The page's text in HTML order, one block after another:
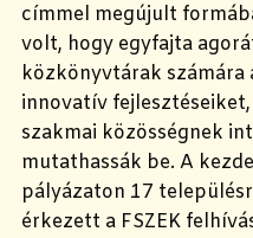
címmel megújult
volt, hogy egyfajta
közkönyvtárak
innovatív
szakmai közösségnek
mutathassák be. A
pályázaton 17
érkezett a FSZEK